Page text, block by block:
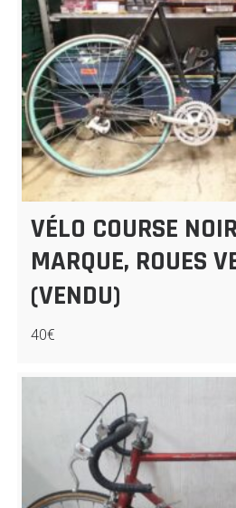
VÉLO COURSE
MARQUE, ROUES
(VENDU)
40€